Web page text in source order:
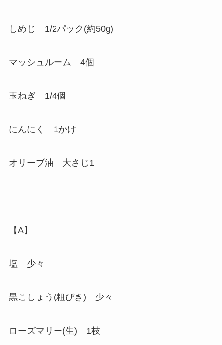
しめじ 1/2パック(約50g)
マッシュルーム 4個
玉ねぎ 1/4個
にんにく 1かけ
オリーブ油 大さじ1
【A】
塩 少々
黒こしょう(粗びき) 少々
ローズマリー(生) 1枝